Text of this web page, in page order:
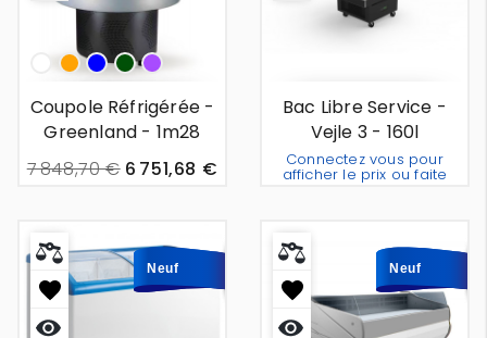
WhiteOrange
BleuVertmauve
Coupole Réfrigérée -
Greenland - 1m28
7 848,70 € 6 751,68 €
Bac Libre Service -
Vejle 3 - 160l
Connectez vous pour
afficher le prix ou faite
Neuf
Neuf Neuf
Neuf